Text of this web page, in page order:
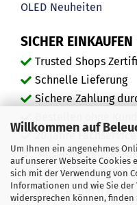
Willkommen auf
Um Ihnen ein angenehmes
auf unserer Webseite Cookies
sich mit der Verwendung von
Informationen und wie Sie
widersprechen können, finden
OLED Neuheiten
SICHER EINKAUFEN
Trusted Shops
Schnelle Lieferung
Sichere Zahlung
20 Jahre
"Ausgezeichnete"
Mehr als 450.000
Service durch